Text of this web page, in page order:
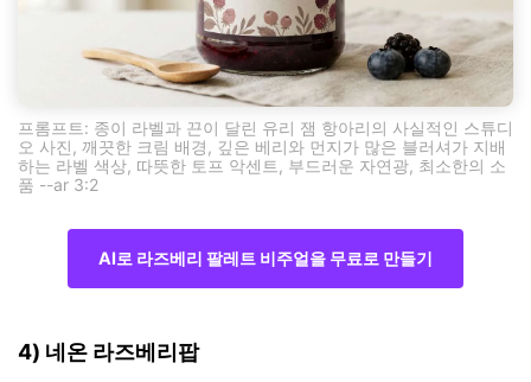
프롬프트: 종이 라벨과 끈이 달린 유리 잼 항아리의 사실적인 스튜디
오 사진, 깨끗한 크림 배경, 깊은 베리와 먼지가 많은 블러셔가 지배
하는 라벨 색상, 따뜻한 토프 악센트, 부드러운 자연광, 최소한의 소
품 --ar 3:2
AI로 라즈베리 팔레트 비주얼을 무료로 만들기
4) 네온 라즈베리팝